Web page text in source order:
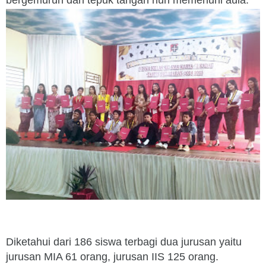
Diketahui dari 186 siswa terbagi dua jurusan yaitu
jurusan MIA 61 orang, jurusan IIS 125 orang.